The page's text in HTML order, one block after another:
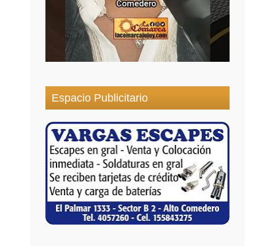
Espacio Publicitario